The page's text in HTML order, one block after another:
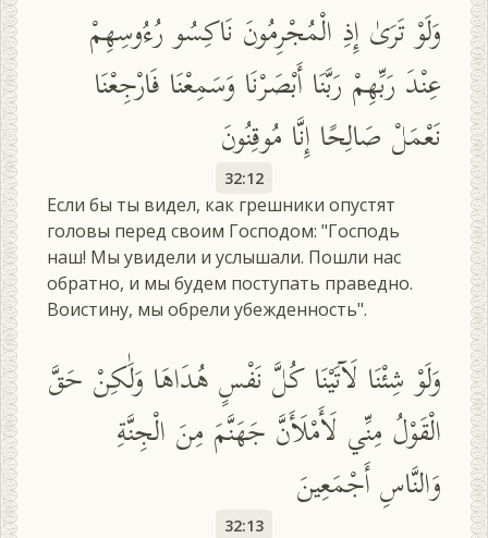
وَلَوْ تَرَىٰ إِذِ الْمُجْرِمُونَ نَاكِسُو رُءُوسِهِمْ
عِنْدَ رَبِّهِمْ رَبَّنَا أَبْصَرْنَا وَسَمِعْنَا فَارْجِعْنَا
نَعْمَلْ صَالِحًا إِنَّا مُوقِنُونَ
32:12
Если бы ты видел, как грешники опустят
головы перед своим Господом: "Господь
наш! Мы увидели и услышали. Пошли нас
обратно, и мы будем поступать праведно.
Воистину, мы обрели убежденность".
وَلَوْ شِئْنَا لَآتَيْنَا كُلَّ نَفْسٍ هُدَاهَا وَلَٰكِنْ حَقَّ
الْقَوْلُ مِنِّي لَأَمْلَأَنَّ جَهَنَّمَ مِنَ الْجِنَّةِ
وَالنَّاسِ أَجْمَعِينَ
32:13